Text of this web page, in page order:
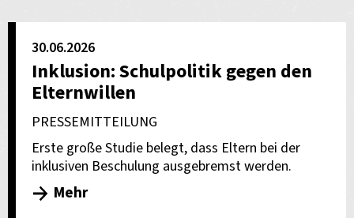
30.06.2026
Inklusion: Schulpolitik gegen den
Elternwillen
PRESSEMITTEILUNG
Erste große Studie belegt, dass Eltern bei der
inklusiven Beschulung ausgebremst werden.
Mehr